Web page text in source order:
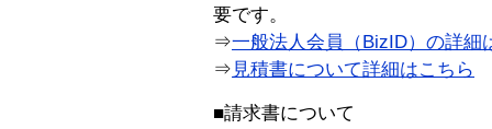
要です。
⇒一般法人会員（BizID）の詳細
⇒ 見積書について詳細はこちら
■請求書について